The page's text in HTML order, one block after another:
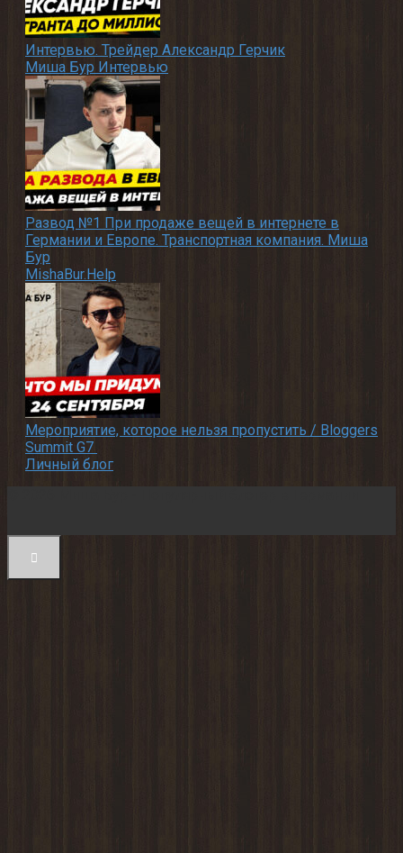
Интервью. Трейдер Александр Герчик
Миша Бур Интервью
Развод №1 При продаже вещей в интернете в
Германии и Европе. Транспортная компания. Миша
Бур
MishaBur.Help
Мероприятие, которое нельзя пропустить / Bloggers
Summit G7
Личный блог